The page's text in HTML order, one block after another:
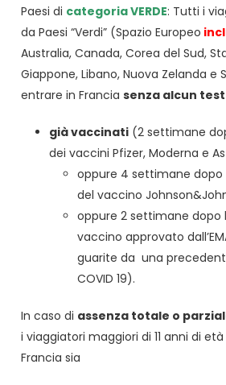
Paesi di categoria VERDE: Tutti i
da Paesi “Verdi” (Spazio Europeo
Australia, Canada, Corea del Sud,
Giappone, Libano, Nuova Zelanda e
entrare in Francia senza alcun test
già vaccinati (2 settimane
dei vaccini Pfizer, Moderna e
oppure 4 settimane dopo
del vaccino
oppure 2 settimane dopo
vaccino approvato
guarite da una
COVID 19).
In caso di assenza totale o
i viaggiatori maggiori di 11 anni di
Francia sia